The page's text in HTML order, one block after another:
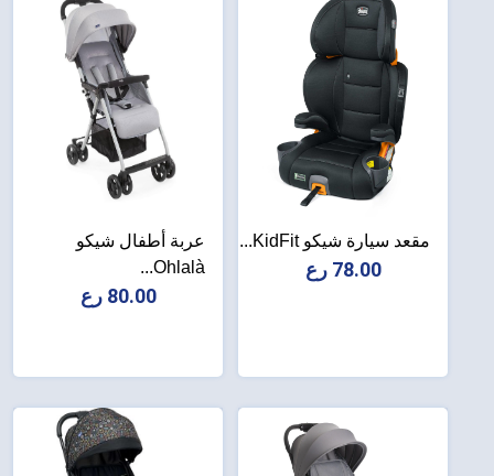
مقعد سيارة شيكو KidFit...
78.00 رع
عربة أطفال شيكو
Ohlalà...
80.00 رع